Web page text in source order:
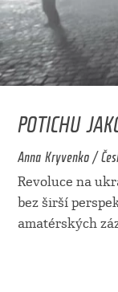
POTICHU
Anna Kryvenko /
Revoluce na
bez širší
amatérských